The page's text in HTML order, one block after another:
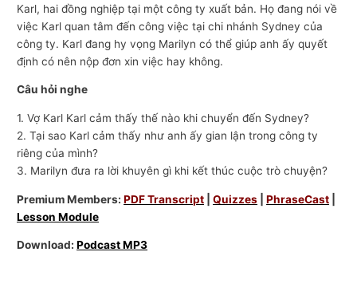
Karl, hai đồng nghiệp tại một công ty xuất bản. Họ đang nói về
việc Karl quan tâm đến công việc tại chi nhánh Sydney của
công ty. Karl đang hy vọng Marilyn có thể giúp anh ấy quyết
định có nên nộp đơn xin việc hay không.
Câu hỏi nghe
1. Vợ Karl Karl cảm thấy thế nào khi chuyển đến Sydney?
2. Tại sao Karl cảm thấy như anh ấy gian lận trong công ty
riêng của mình?
3. Marilyn đưa ra lời khuyên gì khi kết thúc cuộc trò chuyện?
Premium Members:PDF Transcript |Quizzes |PhraseCast
Lesson Module
Download:Podcast MP3